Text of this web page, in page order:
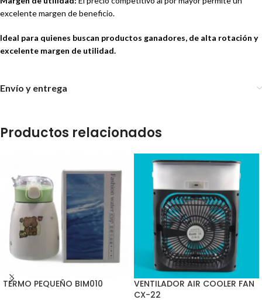
excelente margen de beneficio.
Ideal para quienes buscan productos ganadores, de alta rotación y
excelente margen de utilidad.
Envío y entrega
Productos relacionados
TERMO PEQUEÑO BIM010
VENTILADOR AIR COOLER FAN
CX-22